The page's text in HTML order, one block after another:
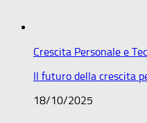
Crescita Personale e
Il futuro della crescita
18/10/2025